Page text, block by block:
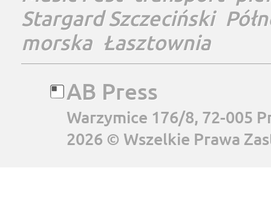
Stargard Szczeciński
morska Łasztownia
AB Press
Warzymice 176/8, 72-005
2026 © Wszelkie Prawa